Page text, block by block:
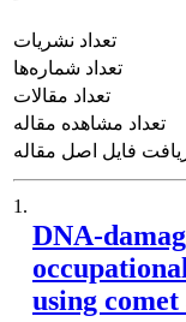
تعداد نشریات
تعداد شماره‌ها
تعداد مقالات
تعداد مشاهده مقاله
فایل اصل مقاله
1.
DNA-
using comet